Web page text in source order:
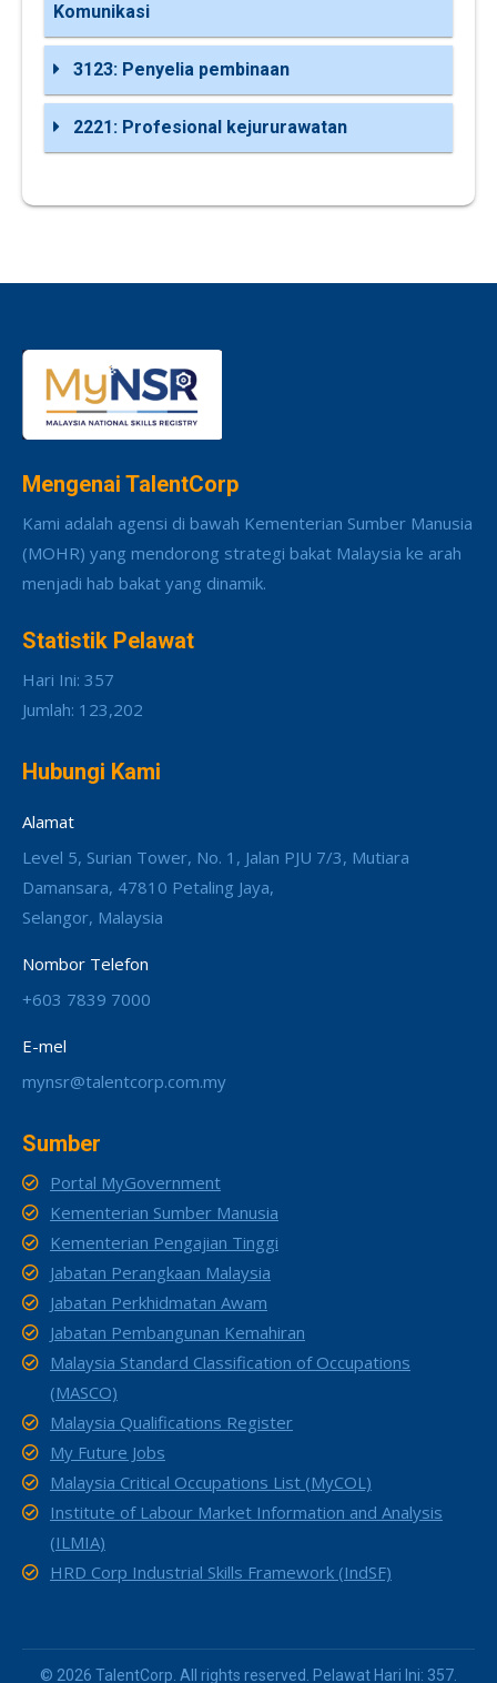
Komunikasi
3123: Penyelia pembinaan
2221: Profesional kejururawatan
Mengenai TalentCorp
Kami adalah agensi di bawah Kementerian Sumber Manusia
(MOHR) yang mendorong strategi bakat Malaysia ke arah
menjadi hab bakat yang dinamik.
Statistik Pelawat
Hari Ini: 357
Jumlah: 123,202
Hubungi Kami
Alamat
Level 5, Surian Tower, No. 1, Jalan PJU 7/3, Mutiara
Damansara, 47810 Petaling Jaya,
Selangor, Malaysia
Nombor Telefon
+603 7839 7000
E-mel
mynsr@talentcorp.com.my
Sumber
Portal MyGovernment
Kementerian Sumber Manusia
Kementerian Pengajian Tinggi
Jabatan Perangkaan Malaysia
Jabatan Perkhidmatan Awam
Jabatan Pembangunan Kemahiran
Malaysia Standard Classification of Occupations
(MASCO)
Malaysia Qualifications Register
My Future Jobs
Malaysia Critical Occupations List (MyCOL)
Institute of Labour Market Information and Analysis
(ILMIA)
HRD Corp Industrial Skills Framework (IndSF)
© 2026 TalentCorp. All rights reserved. Pelawat Hari Ini: 357.